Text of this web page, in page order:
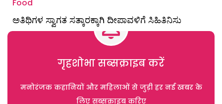
Food
ಅತಿಥಿಗಳ ಸ್ವಾಗತ ಸತ್ಕಾರಕ್ಕಾಗಿ ದೀಪಾವಳಿಗೆ ಸಿಹಿತಿನಿಸು
गृहशोभा सब्सक्राइब करें
मनोरंजक कहानियों और महिलाओं से जुड़ी हर नई खबर के
लिए सब्सक्राइब करिए